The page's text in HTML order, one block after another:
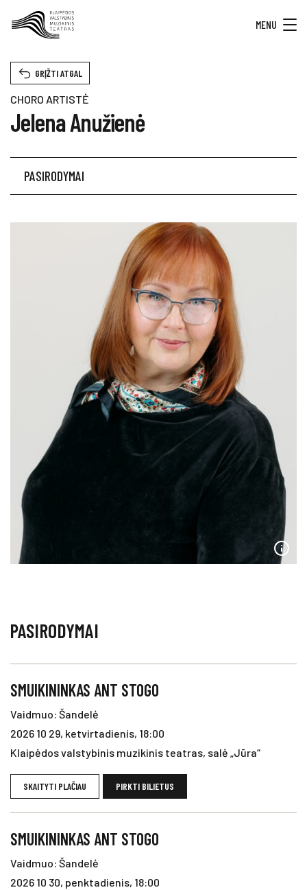
MENU
CHORO ARTISTĖ
Jelena Anužienė
GRĮŽTI ATGAL
PASIRODYMAI
PASIRODYMAI
SMUIKININKAS ANT STOGO
Vaidmuo: Šandelė
2026 10 29, ketvirtadienis, 18:00
Klaipėdos valstybinis muzikinis teatras, salė „Jūra“
SKAITYTI PLAČIAU PIRKTI BILIETUS
SMUIKININKAS ANT STOGO
Vaidmuo: Šandelė
2026 10 30, penktadienis, 18:00